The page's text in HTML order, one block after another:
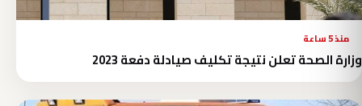
منذ 5 ساعة
وزارة الصحة تعلن نتيجة تكليف صيادلة دفعة 2023